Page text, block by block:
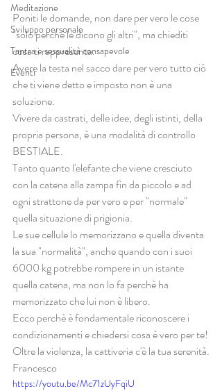
Meditazione
Sviluppo personale
Tantra e sessualità consapevole
Eventi
Poniti le domande, non dare per vero le cose
"solo perchè le dicono gli altri", ma chiediti
cosa ti rappresenta.
Avere la testa nel sacco dare per vero tutto ciò
che ti viene detto e imposto non è una
soluzione.
Vivere da castrati, delle idee, degli istinti, della
propria persona, è una modalità di controllo
BESTIALE.
Tanto quanto l'elefante che viene cresciuto
con la catena alla zampa fin da piccolo e ad
ogni strattone da per vero e per "normale"
quella situazione di prigionia.
Le sue cellule lo memorizzano e quella diventa
la sua "normalità", anche quando con i suoi
6000 kg potrebbe rompere in un istante
quella catena, ma non lo fa perchè ha
memorizzato che lui non è libero.
Ecco perchè è fondamentale riconoscere i
condizionamenti e chiedersi cosa è vero per te!
Oltre la violenza, la cattiveria c'è la tua serenità.
Francesco
https://youtu.be/Mc71zUyFqiU